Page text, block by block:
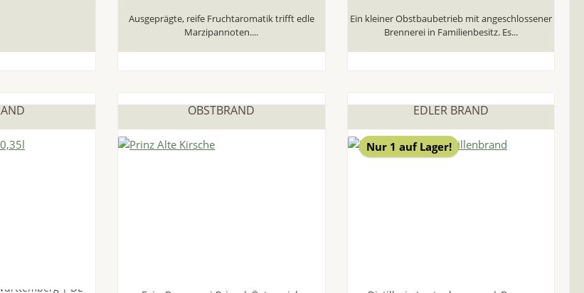
Ausgeprägte, reife Fruchtaromatik trifft edle
Marzipannoten....
Ein kleiner Obstbaubetrieb mit angeschlossener
Brennerei in Familienbesitz. Es...
| DE-
OBSTBRAND
Nur 1 auf Lager!
EDLER BRAND